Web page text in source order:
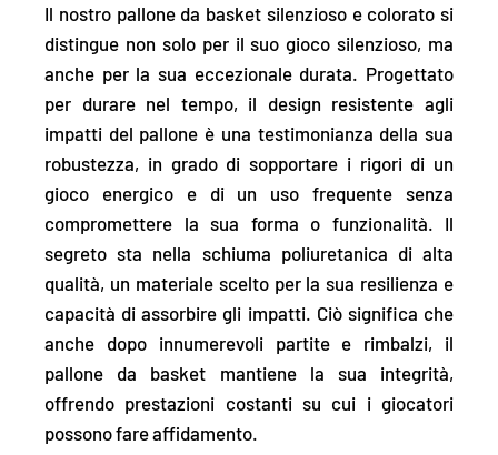
Il nostro pallone da basket silenzioso e colorato si
distingue non solo per il suo gioco silenzioso, ma
anche per la sua eccezionale durata. Progettato
per durare nel tempo, il design resistente agli
impatti del pallone è una testimonianza della sua
robustezza, in grado di sopportare i rigori di un
gioco energico e di un uso frequente senza
compromettere la sua forma o funzionalità. Il
segreto sta nella schiuma poliuretanica di alta
qualità, un materiale scelto per la sua resilienza e
capacità di assorbire gli impatti. Ciò significa che
anche dopo innumerevoli partite e rimbalzi, il
pallone da basket mantiene la sua integrità,
offrendo prestazioni costanti su cui i giocatori
possono fare affidamento.